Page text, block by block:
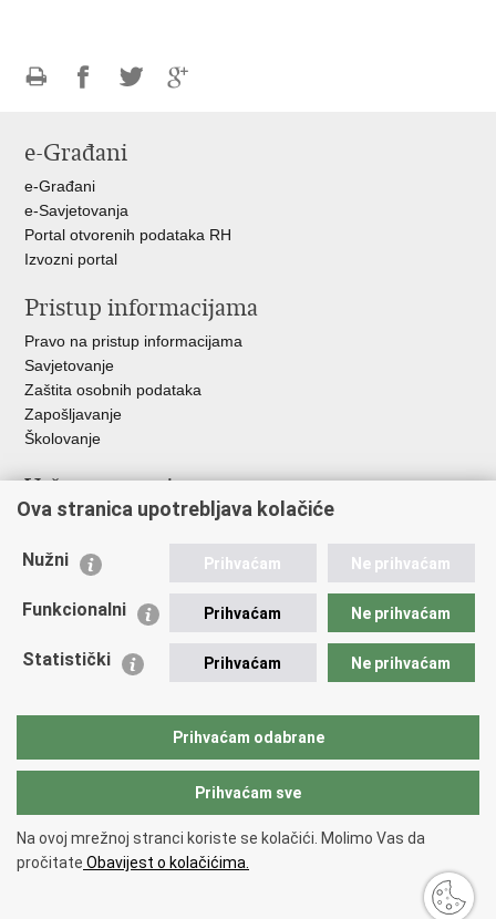
FacebookuTwitteru
e-Građani
e-Građani
e-Savjetovanja
Portal otvorenih podataka RH
Izvozni portal
Pristup informacijama
Pravo na pristup informacijama
Savjetovanje
Zaštita osobnih podataka
Zapošljavanje
Školovanje
Važne poveznice
Ministarstvo unutarnjih poslova
Udruge
Policijska akademija
Zaklada policijske solidarnosti
Vučetić"
Copyright © 2026 Policijska uprava Bjelovarsko-bilogorska.
korištenja.Izjava o pristupačnosti.
Ova stranica upotrebljava kolačiće
Nužni Prihvaćam Ne prihvaćam
Funkcionalni Prihvaćam Ne prihvaćam
Statistički Prihvaćam Ne prihvaćam
Prihvaćam odabrane
Prihvaćam sve
Na ovoj mrežnoj stranci koriste se kolačići. Molimo Vas da
pročitate Obavijest o kolačićima.